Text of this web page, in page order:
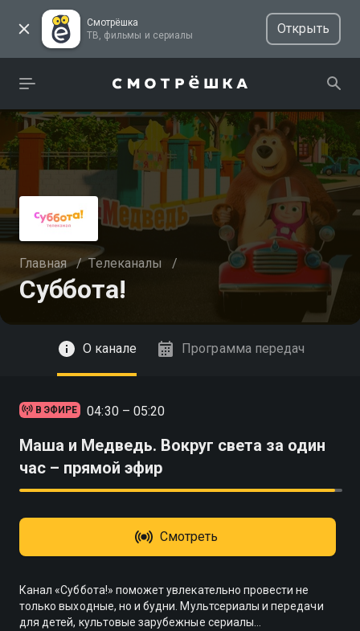
Смотрёшка
ТВ, фильмы и сериалы
Открыть
Главная / Телеканалы /
Суббота!
О канале Программа передач
В ЭФИРЕ 04:30 – 05:20
Маша и Медведь. Вокруг света за один
час – прямой эфир
Смотреть
Канал «Суббота!» поможет увлекательно провести не
только выходные, но и будни. Мультсериалы и передачи
для детей, культовые зарубежные сериалы